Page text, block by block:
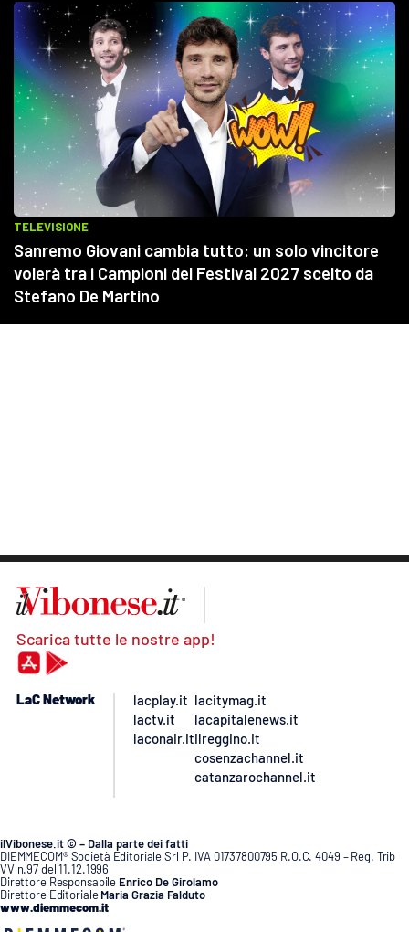
Scarica tutte le nostre app!
LaC Network
lacplay.it
lactv.it
laconair.it
lacitymag.it
lacapitalenews.it
ilreggino.it
cosenzachannel.it
catanzarochannel.it
ilVibonese.it © – Dalla parte dei fatti
DIEMMECOM® Società Editoriale Srl P. IVA 01737800795 R.O.C. 4049 – Reg. Trib
VV n.97 del 11.12.1996
Direttore Responsabile Enrico De Girolamo
Direttore Editoriale Maria Grazia Falduto
www.diemmecom.it